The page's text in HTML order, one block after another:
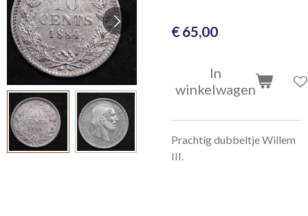
€ 65,00
In
winkelwagen
Prachtig dubbeltje Willem
III.